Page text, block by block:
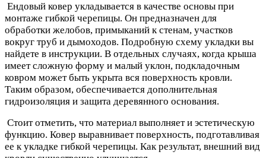
Ендовый ковер укладывается в качестве основы при
монтаже гибкой черепицы. Он предназначен для
обработки желобов, примыканий к стенам, участков
вокруг труб и дымоходов. Подробную схему укладки вы
найдете в инструкции. В отдельных случаях, когда крыша
имеет сложную форму и малый уклон, подкладочным
ковром может быть укрыта вся поверхность кровли.
Таким образом, обеспечивается дополнительная
гидроизоляция и защита деревянного основания.
Стоит отметить, что материал выполняет и эстетическую
функцию. Ковер выравнивает поверхность, подготавливая
ее к укладке гибкой черепицы. Как результат, внешний вид